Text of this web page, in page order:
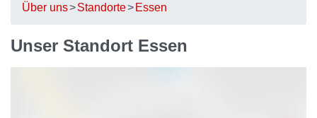
Über uns Standorte Essen
Unser Standort Essen